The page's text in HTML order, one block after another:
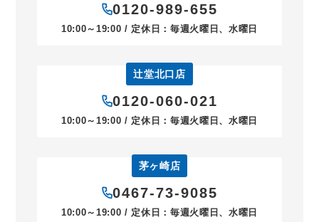
0120-989-655
10:00～19:00 / 定休日：毎週火曜日、水曜日
辻堂北口店
0120-060-021
10:00～19:00 / 定休日：毎週火曜日、水曜日
茅ヶ崎店
0467-73-9085
10:00～19:00 / 定休日：毎週火曜日、水曜日